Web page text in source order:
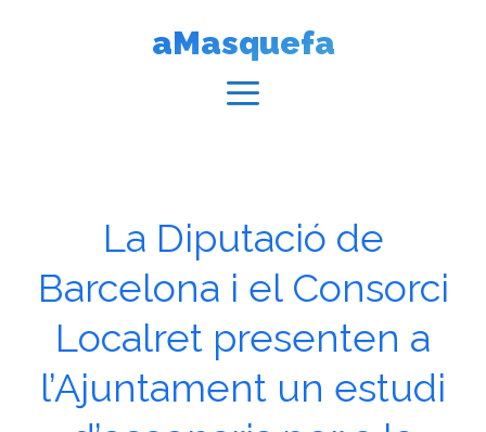
aMasquefa
La Diputació de
Barcelona i el Consorci
Localret presenten a
l’Ajuntament un estudi